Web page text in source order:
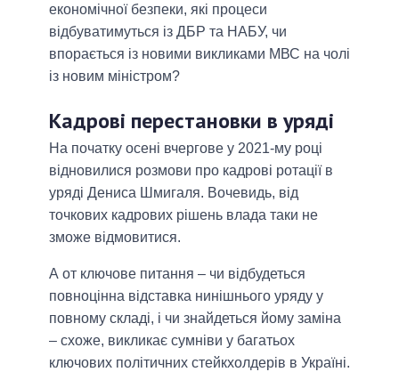
економічної безпеки, які процеси
відбуватимуться із ДБР та НАБУ, чи
впорається із новими викликами МВС на чолі
із новим міністром?
Кадрові перестановки в уряді
На початку осені вчергове у 2021-му році
відновилися розмови про кадрові ротації в
уряді Дениса Шмигаля. Вочевидь, від
точкових кадрових рішень влада таки не
зможе відмовитися.
А от ключове питання – чи відбудеться
повноцінна відставка нинішнього уряду у
повному складі, і чи знайдеться йому заміна
– схоже, викликає сумніви у багатьох
ключових політичних стейкхолдерів в Україні.